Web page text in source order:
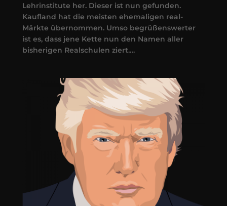
Lehrinstitute her. Dieser ist nun gefunden.
Kaufland hat die meisten ehemaligen real-
Märkte übernommen. Umso begrüßenswerter
ist es, dass jene Kette nun den Namen aller
bisherigen Realschulen ziert.…